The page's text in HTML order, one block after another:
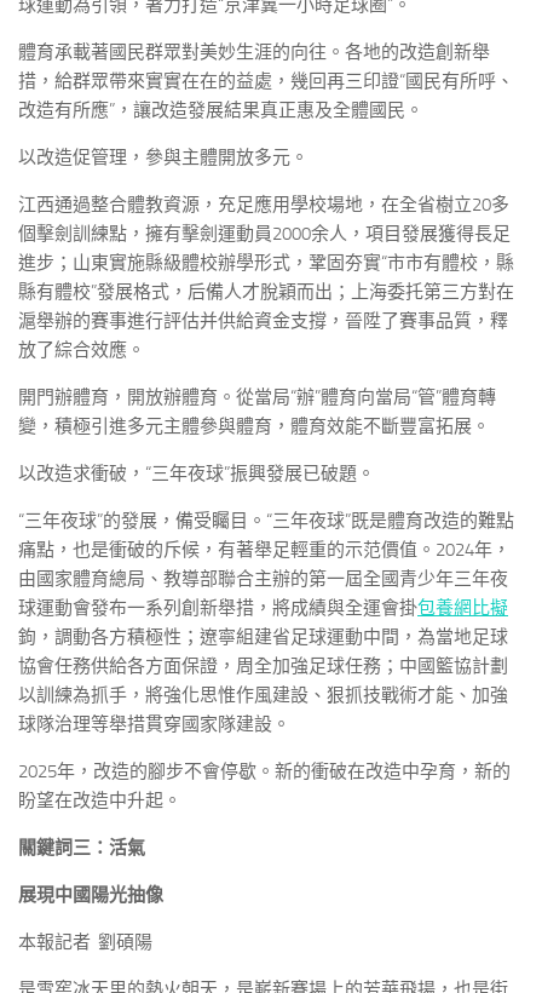
球運動為引領，著力打造“京津冀一小時足球圈”。
體育承載著國民群眾對美妙生涯的向往。各地的改造創新舉
措，給群眾帶來實實在在的益處，幾回再三印證“國民有所呼、
改造有所應”，讓改造發展結果真正惠及全體國民。
以改造促管理，參與主體開放多元。
江西通過整合體教資源，充足應用學校場地，在全省樹立20多
個擊劍訓練點，擁有擊劍運動員2000余人，項目發展獲得長足
進步；山東實施縣級體校辦學形式，鞏固夯實“市市有體校，縣
縣有體校”發展格式，后備人才脫穎而出；上海委托第三方對在
滬舉辦的賽事進行評估并供給資金支撐，晉陞了賽事品質，釋
放了綜合效應。
開門辦體育，開放辦體育。從當局“辦”體育向當局“管”體育轉
變，積極引進多元主體參與體育，體育效能不斷豐富拓展。
以改造求衝破，“三年夜球”振興發展已破題。
“三年夜球”的發展，備受矚目。“三年夜球”既是體育改造的難點
痛點，也是衝破的斥候，有著舉足輕重的示范價值。2024年，
由國家體育總局、教導部聯合主辦的第一屆全國青少年三年夜
球運動會發布一系列創新舉措，將成績與全運會掛包養網比擬
鉤，調動各方積極性；遼寧組建省足球運動中間，為當地足球
協會任務供給各方面保證，周全加強足球任務；中國籃協計劃
以訓練為抓手，將強化思惟作風建設、狠抓技戰術才能、加強
球隊治理等舉措貫穿國家隊建設。
2025年，改造的腳步不會停歇。新的衝破在改造中孕育，新的
盼望在改造中升起。
關鍵詞三：活氣
展現中國陽光抽像
本報記者 劉碩陽